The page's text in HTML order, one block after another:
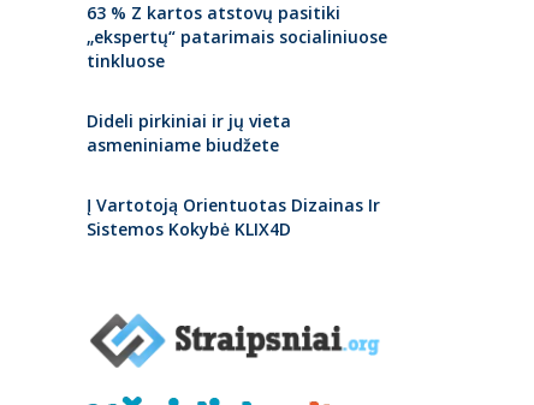
63 % Z kartos atstovų pasitiki
„ekspertų“ patarimais socialiniuose
tinkluose
Dideli pirkiniai ir jų vieta
asmeniniame biudžete
Į Vartotoją Orientuotas Dizainas Ir
Sistemos Kokybė KLIX4D